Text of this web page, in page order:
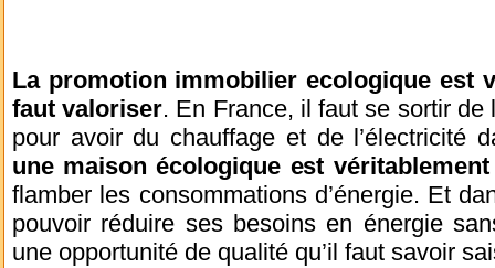
La promotion immobilier ecologique est
faut valoriser. En France, il faut se sortir
pour avoir du chauffage et de l’électricité
une maison écologique est
flamber les consommations d’énergie. Et
pouvoir réduire ses besoins en énergie
une opportunité de qualité qu’il faut savoir